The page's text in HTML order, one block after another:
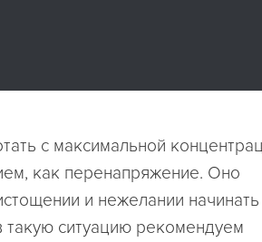
с максимальной
как перенапряжение. Оно
и нежелании
такую ситуацию рекомендуем